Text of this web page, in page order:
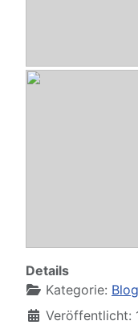
Details
Kategorie: Blog
Veröffentlicht: